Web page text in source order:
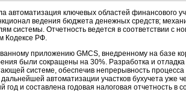
автоматизация ключевых областей финансового
ведения бюджета денежных средств;
системы. Отчетность ведется в соответствии с
Кодексе РФ.
приложению GMCS, внедренному на базе
были сокращены на 30%. Разработка и
системе, обеспечив непрерывность
автоматизации участков бухучета уже
и составлена годовая налоговая отчетность в